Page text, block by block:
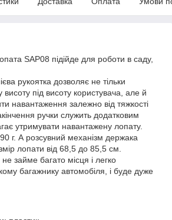
SAP08 підійде для роботи в саду,
рукоятка дозволяє не тільки
висоту під висоту користувача, але й
навантаження залежно від тяжкості
ручки служить додатковим
утримувати навантажену лопату.
г. А розсувний механізм держака
лопати від 68,5 до 85,5 см.
займе багато місця і легко
багажнику автомобіля, і буде дуже